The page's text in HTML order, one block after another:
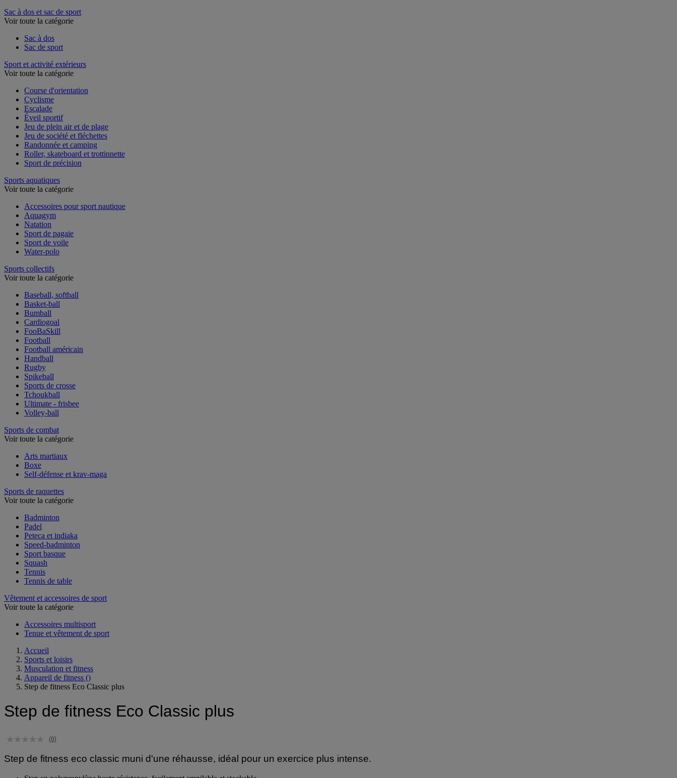
Sac à dos et sac de sport
Voir toute la catégorie
Sac à dos
Sac de sport
Sport et activité extérieurs
Voir toute la catégorie
Course d'orientation
Cyclisme
Escalade
Éveil sportif
Jeu de plein air et de plage
Jeu de société et fléchettes
Randonnée et camping
Roller, skateboard et trottinnette
Sport de précision
Sports aquatiques
Voir toute la catégorie
Accessoires pour sport nautique
Aquagym
Natation
Sport de pagaie
Sport de voile
Water-polo
Sports collectifs
Voir toute la catégorie
Baseball, softball
Basket-ball
Bumball
Cardiogoal
FooBaSkill
Football
Football américain
Handball
Rugby
Spikeball
Sports de crosse
Tchoukball
Ultimate - frisbee
Volley-ball
Sports de combat
Voir toute la catégorie
Arts martiaux
Boxe
Self-défense et krav-maga
Sports de raquettes
Voir toute la catégorie
Badminton
Padel
Peteca et indiaka
Speed-badminton
Sport basque
Squash
Tennis
Tennis de table
Vêtement et accessoires de sport
Voir toute la catégorie
Accessoires multisport
Tenue et vêtement de sport
Accueil
Sports et loisirs
Musculation et fitness
Appareil de fitness ()
Step de fitness Eco Classic plus
Step de fitness Eco Classic plus
(0)
Step de fitness eco classic muni d'une réhausse, idéal pour un exercice plus intense.